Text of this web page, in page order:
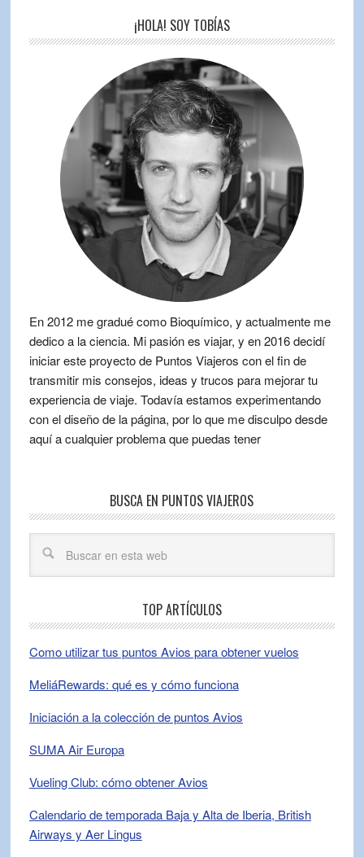
¡HOLA! SOY TOBÍAS
En 2012 me gradué como Bioquímico, y actualmente me
dedico a la ciencia. Mi pasión es viajar, y en 2016 decidí
iniciar este proyecto de Puntos Viajeros con el fin de
transmitir mis consejos, ideas y trucos para mejorar tu
experiencia de viaje. Todavía estamos experimentando
con el diseño de la página, por lo que me disculpo desde
aquí a cualquier problema que puedas tener
BUSCA EN PUNTOS VIAJEROS
TOP ARTÍCULOS
Como utilizar tus puntos Avios para obtener vuelos
MeliáRewards: qué es y cómo funciona
Iniciación a la colección de puntos Avios
SUMA Air Europa
Vueling Club: cómo obtener Avios
Calendario de temporada Baja y Alta de Iberia, British
Airways y Aer Lingus